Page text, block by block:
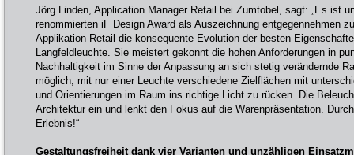
Jörg Linden, Application Manager Retail bei Zumtobel, sagt: „Es ist
renommierten iF Design Award als Auszeichnung entgegennehmen
Applikation Retail die konsequente Evolution der besten
Langfeldleuchte. Sie meistert gekonnt die hohen Anforderungen in
Nachhaltigkeit im Sinne der Anpassung an sich stetig verändernde
möglich, mit nur einer Leuchte verschiedene Zielflächen mit
und Orientierungen im Raum ins richtige Licht zu rücken. Die
Architektur ein und lenkt den Fokus auf die Warenpräsentation.
Erlebnis!“
Gestaltungsfreiheit dank vier Varianten und unzähligen